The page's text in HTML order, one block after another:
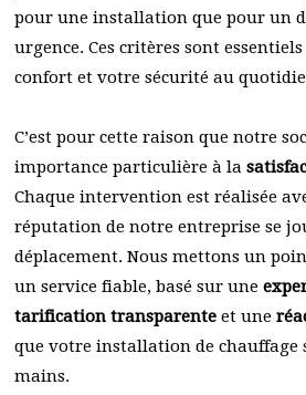
pour une installation que pour un
urgence. Ces critères sont
confort et votre sécurité au
C’est pour cette raison que notre
importance particulière à la
Chaque intervention est réalisée
réputation de notre entreprise se
déplacement. Nous mettons un
un service fiable, basé sur une
tarification transparente et une
que votre installation de chauffage
mains.